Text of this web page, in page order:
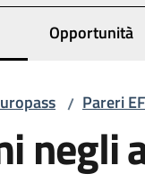
Opportunità
/ Pareri
negli